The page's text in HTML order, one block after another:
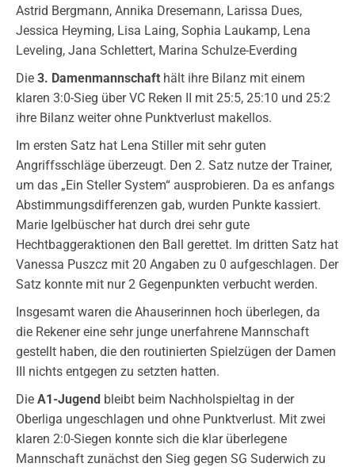
Astrid Bergmann, Annika Dresemann, Larissa Dues,
Jessica Heyming, Lisa Laing, Sophia Laukamp, Lena
Leveling, Jana Schlettert, Marina Schulze-Everding
Die 3. Damenmannschaft hält ihre Bilanz mit einem
klaren 3:0-Sieg über VC Reken II mit 25:5, 25:10 und 25:2
ihre Bilanz weiter ohne Punktverlust makellos.
Im ersten Satz hat Lena Stiller mit sehr guten
Angriffsschläge überzeugt. Den 2. Satz nutze der Trainer,
um das „Ein Steller System“ ausprobieren. Da es anfangs
Abstimmungsdifferenzen gab, wurden Punkte kassiert.
Marie Igelbüscher hat durch drei sehr gute
Hechtbaggeraktionen den Ball gerettet. Im dritten Satz hat
Vanessa Puszcz mit 20 Angaben zu 0 aufgeschlagen. Der
Satz konnte mit nur 2 Gegenpunkten verbucht werden.
Insgesamt waren die Ahauserinnen hoch überlegen, da
die Rekener eine sehr junge unerfahrene Mannschaft
gestellt haben, die den routinierten Spielzügen der Damen
III nichts entgegen zu setzten hatten.
Die A1-Jugend bleibt beim Nachholspieltag in der
Oberliga ungeschlagen und ohne Punktverlust. Mit zwei
klaren 2:0-Siegen konnte sich die klar überlegene
Mannschaft zunächst den Sieg gegen SG Suderwich zu